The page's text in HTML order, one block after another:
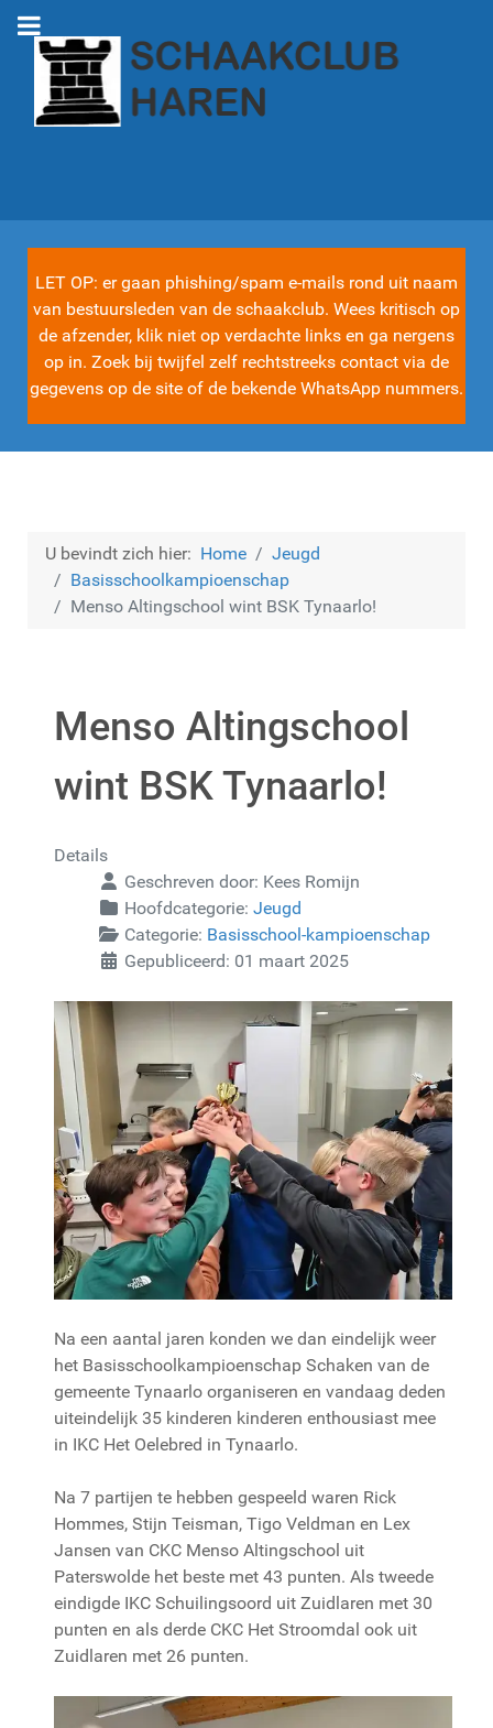
LET OP: er gaan phishing/spam e-mails rond uit naam
van bestuursleden van de schaakclub. Wees kritisch op
de afzender, klik niet op verdachte links en ga nergens
op in. Zoek bij twijfel zelf rechtstreeks contact via de
gegevens op de site of de bekende WhatsApp nummers.
U bevindt zich hier: Home
Jeugd
Basisschoolkampioenschap
Menso Altingschool wint BSK Tynaarlo!
Menso Altingschool
wint BSK Tynaarlo!
Details
Geschreven door: Kees Romijn
Hoofdcategorie: Jeugd
Categorie: Basisschool-kampioenschap
Gepubliceerd: 01 maart 2025
Na een aantal jaren konden we dan eindelijk weer
het Basisschoolkampioenschap Schaken van de
gemeente Tynaarlo organiseren en vandaag deden
uiteindelijk 35 kinderen kinderen enthousiast mee
in IKC Het Oelebred in Tynaarlo.
Na 7 partijen te hebben gespeeld waren Rick
Hommes, Stijn Teisman, Tigo Veldman en Lex
Jansen van CKC Menso Altingschool uit
Paterswolde het beste met 43 punten. Als tweede
eindigde IKC Schuilingsoord uit Zuidlaren met 30
punten en als derde CKC Het Stroomdal ook uit
Zuidlaren met 26 punten.